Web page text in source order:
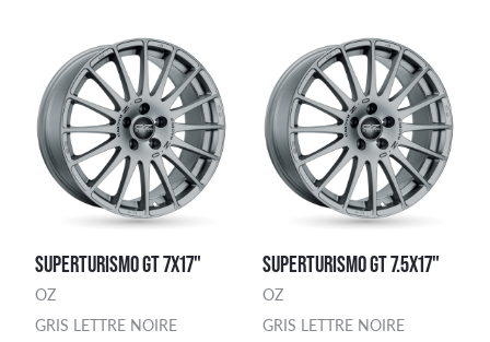
SUPERTURISMO GT 7X17"
OZ
GRIS LETTRE NOIRE
SUPERTURISMO GT 7.5X17"
OZ
GRIS LETTRE NOIRE